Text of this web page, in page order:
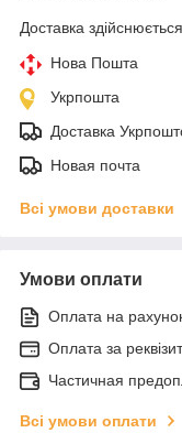
Доставка
Нова Пошта
Укрпошта
Доставка
Новая почта
Всі умови доставки
Умови оплати
Оплата на
Оплата за
Частичная
Всі умови оплати